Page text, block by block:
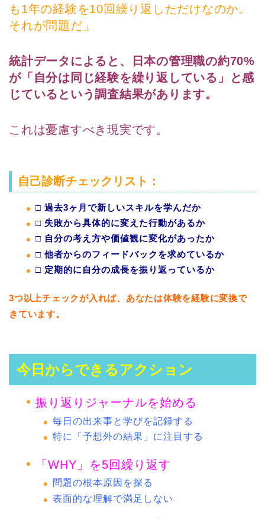
も1年の経験を10回繰り返しただけなのか。
それが問題だ」
統計データによると、日本の管理職の約70%
が「自分は同じ経験を繰り返している」と感
じているという調査結果があります。
これは憂慮すべき現実です。
自己診断チェックリスト：
□ 過去3ヶ月で新しいスキルを学んだか
□ 失敗から具体的に変えた行動があるか
□ 自分の考え方や価値観に変化があったか
□ 他者からのフィードバックを求めているか
□ 定期的に自分の成長を振り返っているか
3つ以上チェックが入れば、あなたは体験を経験に変換で
きています。
今日からできるアクション
振り返りジャーナルを始める
毎日の出来事と学びを記録する
特に「予想外の結果」に注目する
「WHY」を5回繰り返す
問題の根本原因を探る
表面的な理解で満足しない